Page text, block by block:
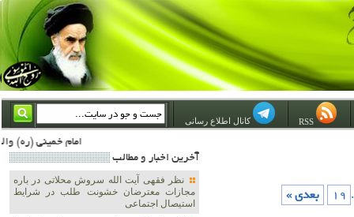
کانال اطلاع رسانی
امام خمینی (ره) والله اسلام تمامش سیاست است؛ ***** امام شهید: به گفتار امام و کردار امام اهتمام بورزید ***** امام خمینی(ره): ان شاء الله ما اندوه دلمان را در وقت مناسب
19 بعدی »
آخرين اخبار و مطالب
نظر فقهی آیت الله سروش محلاتی در باره
مجازات معترضان خشونت طلب در شرایط
استیصال اجتماعی